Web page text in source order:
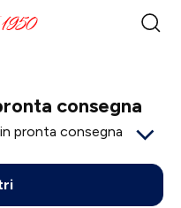
consegna
pronta consegna